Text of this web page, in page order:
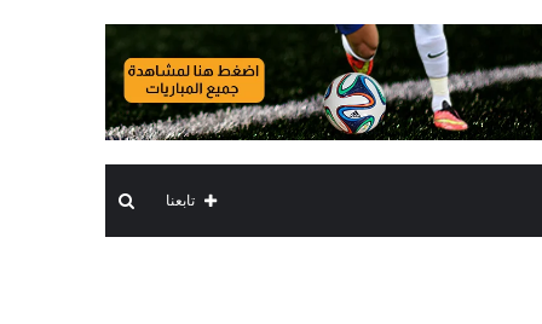
بحث تابعنا